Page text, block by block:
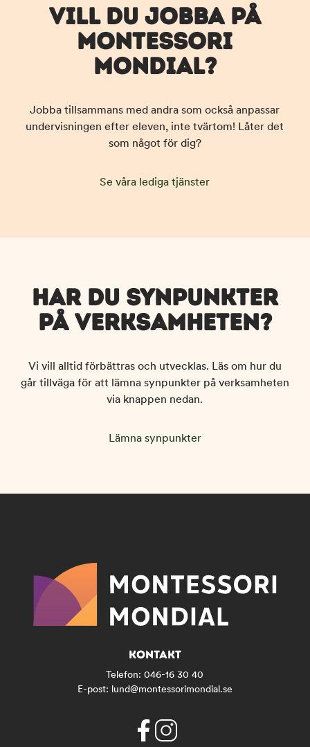
VILL DU JOBBA PÅ
MONTESSORI
MONDIAL?
Jobba tillsammans med andra som ocksåanpassar
undervisningen efter eleven, inte tvärtom! Låter det
som något för dig?
Se våra lediga tjänster
HAR DU SYNPUNKTER
PÅ VERKSAMHETEN?
Vi vill alltid förbättras och utvecklas. Läs om hur du
går tillväga för att lämna synpunkter på verksamheten
via knappen nedan.
Lämna synpunkter
KONTAKT
Telefon:046-16 30 40
E-post: lund@montessorimondial.se